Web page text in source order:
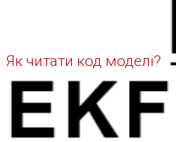
Як читати код моделі?